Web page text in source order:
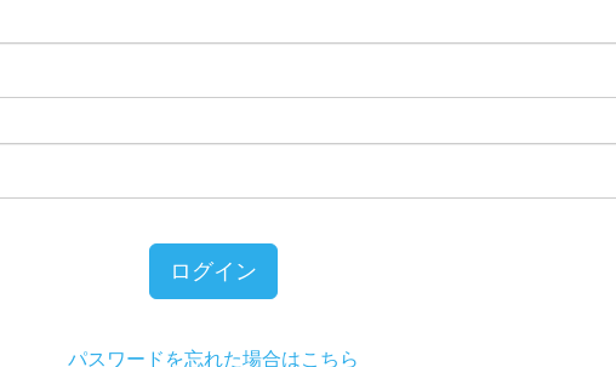
ログイン
パスワードを忘れた場合はこちら